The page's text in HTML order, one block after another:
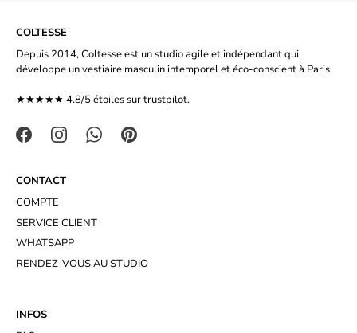
COLTESSE
Depuis 2014, Coltesse est un studio agile et indépendant qui
développe un vestiaire masculin intemporel et éco-conscient à Paris.
★★★★★ 4.8/5 étoiles surtrustpilot.
CONTACT
COMPTE
SERVICE CLIENT
WHATSAPP
RENDEZ-VOUS AU STUDIO
INFOS